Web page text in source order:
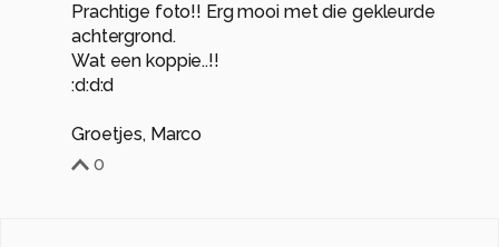
Prachtige foto!! Erg mooi met die gekleurde
achtergrond.
Wat een koppie..!!
:d:d:d
Groetjes, Marco
0